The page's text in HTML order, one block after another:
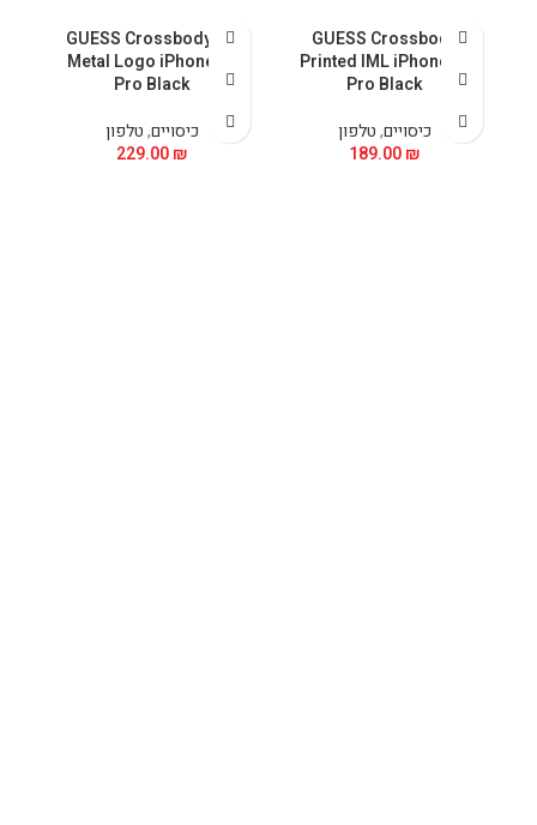
GUESS Crossbody
Printed IML iPhone 15
Pro Black
כיסויים,טלפון
189.00₪
GUESS Crossbody PU
Metal Logo iPhone 15
Pro Black
כיסויים,טלפון
229.00₪